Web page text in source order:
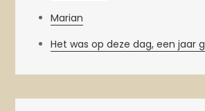
Marian
Het was op deze dag, een jaar